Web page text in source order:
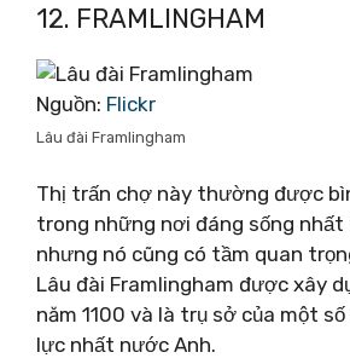
12. FRAMLINGHAM
Nguồn: Flickr
Lâu đài Framlingham
Thị trấn chợ này thường được
trong những nơi đáng sống nhất
nhưng nó cũng có tầm quan
Lâu đài Framlingham được xây
năm 1100 và là trụ sở của một
lực nhất nước Anh.